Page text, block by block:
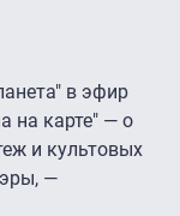
в эфир
на карте" — о
и культовых
—